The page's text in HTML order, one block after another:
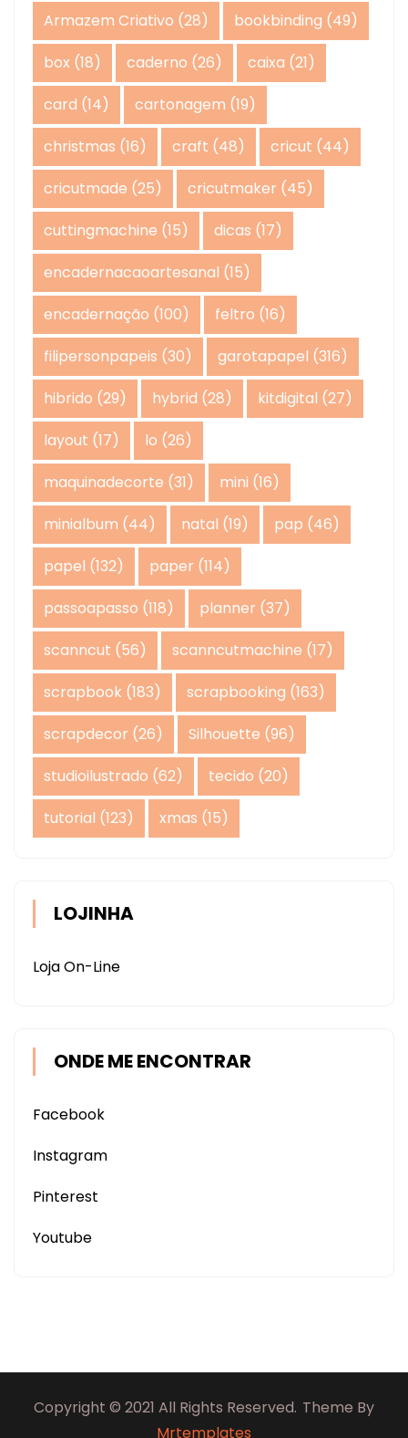
Armazem Criativo (28) bookbinding (49)
box (18) caderno (26) caixa (21)
card (14) cartonagem (19)
christmas (16) craft (48) cricut (44)
cricutmade (25) cricutmaker (45)
cuttingmachine (15) dicas (17)
encadernacaoartesanal (15)
encadernação (100) feltro (16)
filipersonpapeis (30) garotapapel (316)
hibrido (29) hybrid (28) kitdigital (27)
layout (17) lo (26)
maquinadecorte (31) mini (16)
minialbum (44) natal (19) pap (46)
papel (132) paper (114)
passoapasso (118) planner (37)
scanncut (56) scanncutmachine (17)
scrapbook (183) scrapbooking (163)
scrapdecor (26) Silhouette (96)
studioilustrado (62) tecido (20)
tutorial (123) xmas (15)
LOJINHA
Loja On-Line
ONDE ME ENCONTRAR
Facebook
Instagram
Pinterest
Youtube
Copyright © 2021 All Rights Reserved. Theme By
Mrtemplates